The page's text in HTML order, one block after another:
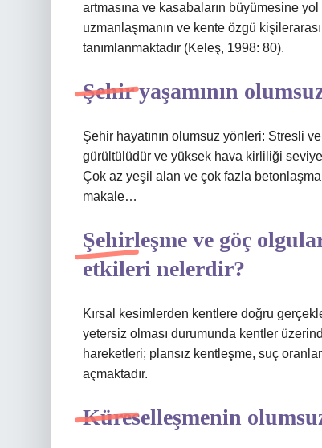
artmasına ve kasabaların büyümesine
uzmanlaşmanın ve kente özgü
tanımlanmaktadır (Keleş, 1998: 80).
Şehir yaşamının
Şehir hayatının olumsuz yönleri: Stresli
gürültülüdür ve yüksek hava kirliliği
Çok az yeşil alan ve çok fazla
makale…
Şehirleşme ve göç
etkileri nelerdir?
Kırsal kesimlerden kentlere doğru
yetersiz olması durumunda kentler
hareketleri; plansız kentleşme, suç
açmaktadır.
Küreselleşmenin